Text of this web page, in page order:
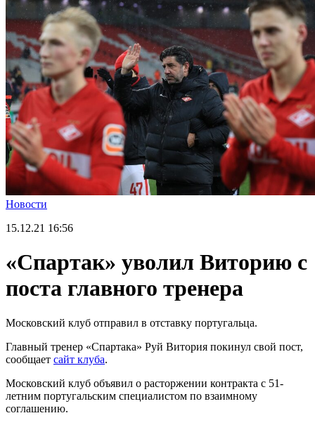
Новости
15.12.21 16:56
«Спартак» уволил Виторию c
поста главного тренера
Московский клуб отправил в отставку португальца.
Главный тренер «Спартака» Руй Витория покинул свой пост,
сообщает сайт клуба.
Московский клуб объявил о расторжении контракта с 51-
летним португальским специалистом по взаимному
соглашению.